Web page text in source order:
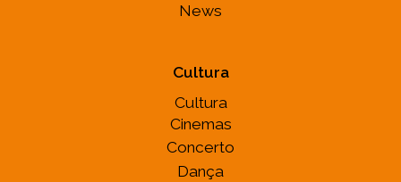
News
Cultura
Cultura
Cinemas
Concerto
Dança